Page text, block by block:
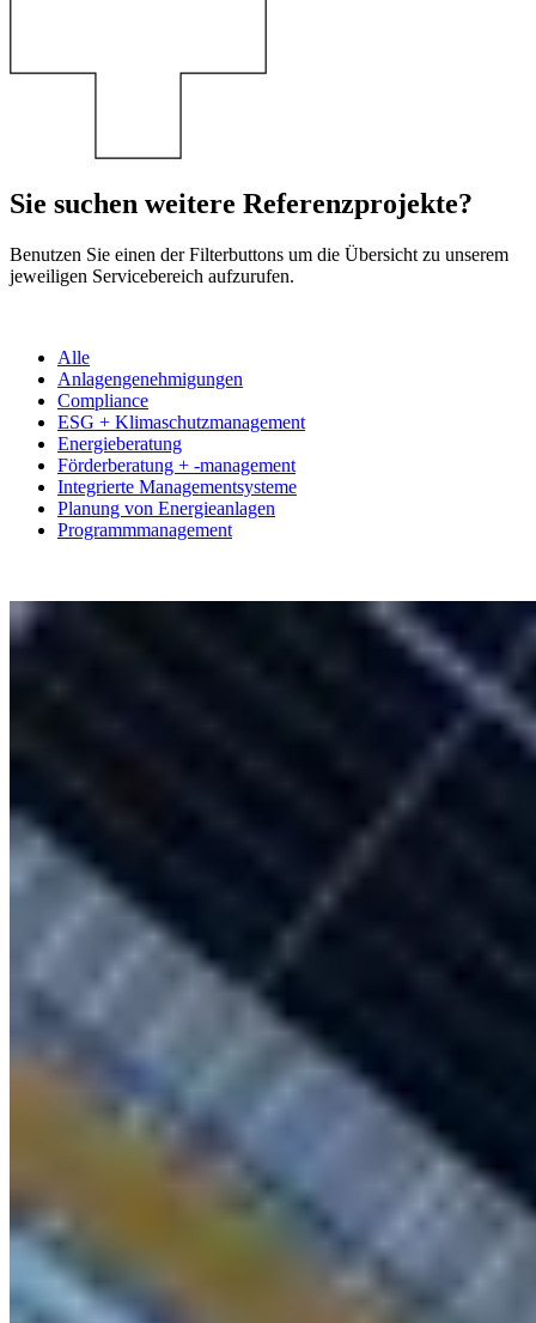
Sie suchen weitere Referenzprojekte?
Benutzen Sie einen der Filterbuttons um die Übersicht zu unserem
jeweiligen Servicebereich aufzurufen.
Alle
Anlagengenehmigungen
Compliance
ESG + Klimaschutzmanagement
Energieberatung
Förderberatung + -management
Integrierte Managementsysteme
Planung von Energieanlagen
Programmmanagement